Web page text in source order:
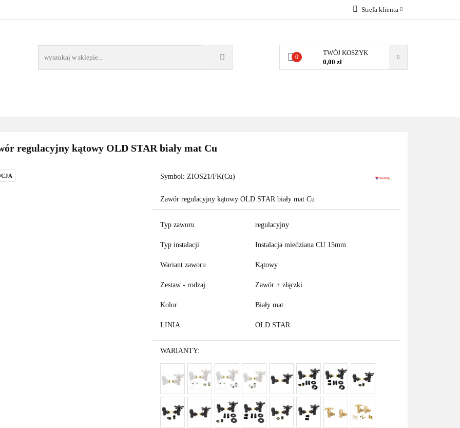
Strefa klienta
Zarejestruj się
0
TWÓJ KOSZYK
0,00 zł
regulacyjny kątowy OLD STAR biały mat Cu
Symbol:ZIOS21/FK(Cu)
Zawór regulacyjny kątowy OLD STAR biały mat Cu
Typ zaworu regulacyjny
Typ instalacji Instalacja miedziana CU 15mm
Wariant zaworu Kątowy
Zestaw - rodzaj Zawór + złączki
Kolor Biały mat
LINIA OLD STAR
WARIANTY: